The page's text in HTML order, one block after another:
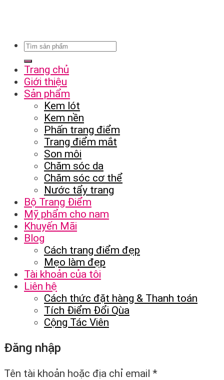
Trang chủ
Giới thiệu
Sản phẩm
Kem lót
Kem nền
Phấn trang điểm
Trang điểm mắt
Son môi
Chăm sóc da
Chăm sóc cơ thể
Nước tẩy trang
Bộ Trang Điểm
Mỹ phẩm cho nam
Khuyến Mãi
Blog
Cách trang điểm đẹp
Mẹo làm đẹp
Tài khoản của tôi
Liên hệ
Cách thức đặt hàng & Thanh toán
Tích Điểm Đổi Qùa
Cộng Tác Viên
Đăng nhập
Tên tài khoản hoặc địa chỉ email *